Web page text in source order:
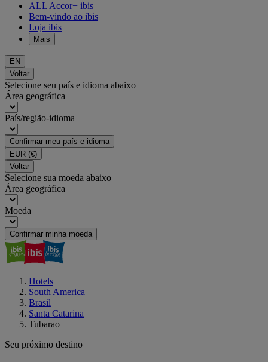
ALL Accor+ ibis
Bem-vindo ao ibis
Loja ibis
Mais
EN
Voltar
Selecione seu país e idioma abaixo
Área geográfica
País/região-idioma
Confirmar meu país e idioma
EUR (€)
Voltar
Selecione sua moeda abaixo
Área geográfica
Moeda
Confirmar minha moeda
Hotels
South America
Brasil
Santa Catarina
Tubarao
Seu próximo destino